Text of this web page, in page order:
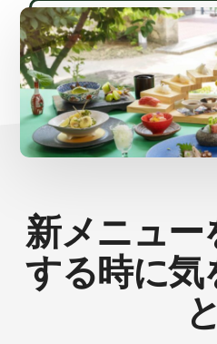
る
飲
食
店
づ
く
り
の
ヒ
ン
新メニュー
する時に気
と